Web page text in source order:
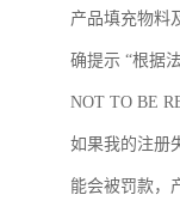
产品填充物料
确提示 “根据
NOT TO BE
如果我的注册
能会被罚款，